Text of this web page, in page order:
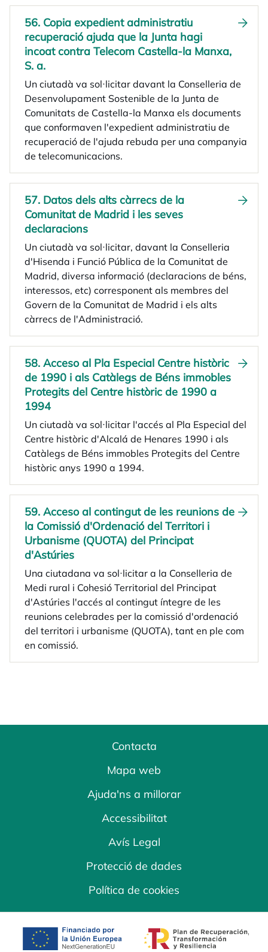
56. Copia expedient administratiu
recuperació ajuda que la Junta hagi
incoat contra Telecom Castella-la Manxa,
S. a.
Un ciutadà va sol·licitar davant la Conselleria de
Desenvolupament Sostenible de la Junta de
Comunitats de Castella-la Manxa els documents
que conformaven l'expedient administratiu de
recuperació de l'ajuda rebuda per una companyia
de telecomunicacions.
57. Datos dels alts càrrecs de la
Comunitat de Madrid i les seves
declaracions
Un ciutadà va sol·licitar, davant la Conselleria
d'Hisenda i Funció Pública de la Comunitat de
Madrid, diversa informació (declaracions de béns,
interessos, etc) corresponent als membres del
Govern de la Comunitat de Madrid i els alts
càrrecs de l'Administració.
58. Acceso al Pla Especial Centre històric
de 1990 i als Catàlegs de Béns immobles
Protegits del Centre històric de 1990 a
1994
Un ciutadà va sol·licitar l'accés al Pla Especial del
Centre històric d'Alcalá de Henares 1990 i als
Catàlegs de Béns immobles Protegits del Centre
històric anys 1990 a 1994.
59. Acceso al contingut de les reunions de
la Comissió d'Ordenació del Territori i
Urbanisme (QUOTA) del Principat
d'Astúries
Una ciutadana va sol·licitar a la Conselleria de
Medi rural i Cohesió Territorial del Principat
d'Astúries l'accés al contingut íntegre de les
reunions celebrades per la comissió d'ordenació
del territori i urbanisme (QUOTA), tant en ple com
en comissió.
Contacta
Mapa web
Ajuda'ns a millorar
Accessibilitat
Avís Legal
Protecció de dades
Política de cookies
opens in a new tab opens in a new